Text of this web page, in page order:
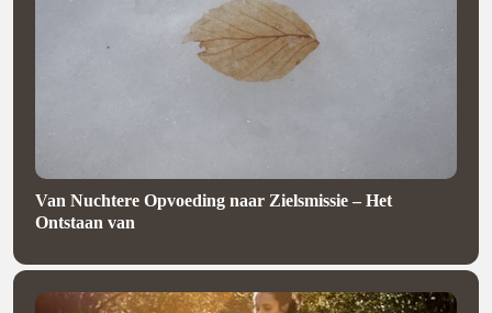
Van Nuchtere Opvoeding naar Zielsmissie – Het
Ontstaan van